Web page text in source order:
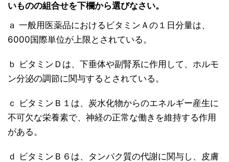
いものの組合せを下欄から選びなさい。
ａ 一般用医薬品におけるビタミンＡの１日分量は、
6000国際単位が上限とされている。
ｂ ビタミンＤは、下垂体や副腎系に作用して、ホルモ
ン分泌の調節に関与するとされている。
ｃ ビタミンＢ１は、炭水化物からのエネルギー産生に
不可欠な栄養素で、神経の正常な働きを維持する作用
がある。
ｄ ビタミンＢ６は、タンパク質の代謝に関与し、皮膚